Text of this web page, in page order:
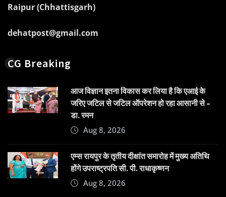
Raipur (Chhattisgarh)
dehatpost@gmail.com
CG Breaking
आज विज्ञान इतना विकास कर लिया है कि एआई के
जरिए जटिल से जटिल ऑपरेशन हो रहा आसानी से –
डा. रमन
Aug 8, 2026
एम्स रायपुर के तृतीय दीक्षांत समारोह में मुख्य अतिथि
होंगे उपराष्ट्रपति सी. पी. राधाकृष्णन
Aug 8, 2026